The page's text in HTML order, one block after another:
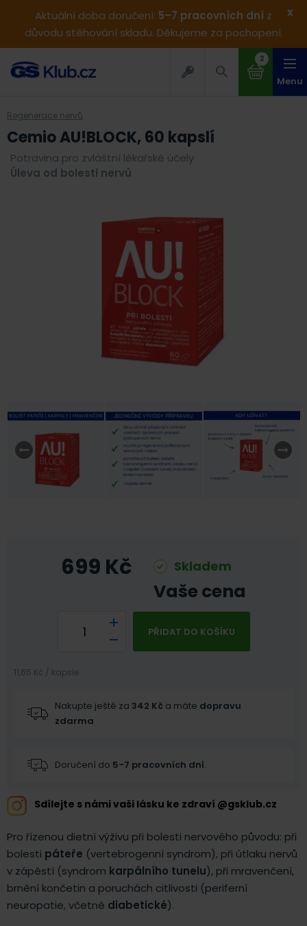
Aktuální doba doručení: 5–7 pracovních dní z
důvodu stěhování skladu. Děkujeme za pochopení.
x
2
Menu
Regenerace nervů
Cemio AU!BLOCK, 60 kapslí
Potravina pro zvláštní lékařské účely
Úleva od bolesti nervů
699 Kč Skladem
Vaše cena
PŘIDAT DO KOŠÍKU
11,65 Kč / kapsle
Nakupte ještě za 342 Kč a máte dopravu
zdarma
Doručení do 5-7 pracovních dní.
Sdílejte s námi vaši lásku ke zdraví @gsklub.cz
Pro řízenou dietní výživu při bolesti nervového původu: při
bolesti páteře (vertebrogenní syndrom), při útlaku nervů
v zápěstí (syndrom karpálního tunelu), při mravenčení,
brnění končetin a poruchách citlivosti (periferní
neuropatie, včetně diabetické).